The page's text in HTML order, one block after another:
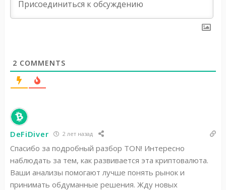
2 COMMENTS
DeFiDiver 2 лет назад
Спасибо за подробный разбор TON! Интересно
наблюдать за тем, как развивается эта криптовалюта.
Ваши анализы помогают лучше понять рынок и
принимать обдуманные решения. Жду новых